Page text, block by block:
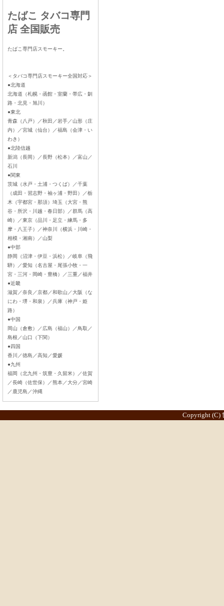
たばこ タバコ専門
店 全国販売
たばこ専門店スモーキー。
＜タバコ専門店スモーキー全国対応＞
●北海道
北海道（札幌・函館・室蘭・帯広・釧
路・北見・旭川）
●東北
青森（八戸）／秋田／岩手／山形（庄
内）／宮城（仙台）／福島（会津・い
わき）
●北陸信越
新潟（長岡）／長野（松本）／富山／
石川
●関東
茨城（水戸・土浦・つくば）／千葉
（成田・習志野・袖ヶ浦・野田）／栃
木（宇都宮・那須）埼玉（大宮・熊
谷・所沢・川越・春日部）／群馬（高
崎）／東京（品川・足立・練馬・多
摩・八王子）／神奈川（横浜・川崎・
相模・湘南）／山梨
●中部
静岡（沼津・伊豆・浜松）／岐阜（飛
騨）／愛知（名古屋・尾張小牧・一
宮・三河・岡崎・豊橋）／三重／福井
●近畿
滋賀／奈良／京都／和歌山／大阪（な
にわ・堺・和泉）／兵庫（神戸・姫
路）
●中国
岡山（倉敷）／広島（福山）／鳥取／
島根／山口（下関）
●四国
香川／徳島／高知／愛媛
●九州
福岡（北九州・筑豊・久留米）／佐賀
／長崎（佐世保）／熊本／大分／宮崎
／鹿児島／沖縄
Copyright (C)